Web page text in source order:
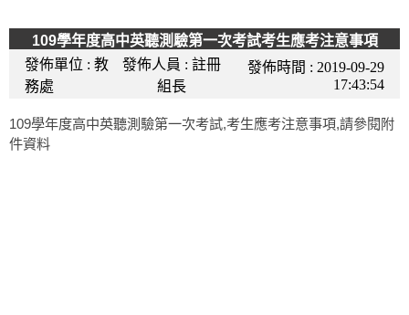
109學年度高中英聽測驗第一次考試考生應考注意事項
發佈單位 : 教
務處
發佈人員 : 註冊
組長
發佈時間 : 2019-09-29
17:43:54
109學年度高中英聽測驗第一次考試,考生應考注意事項,請參閱附
件資料